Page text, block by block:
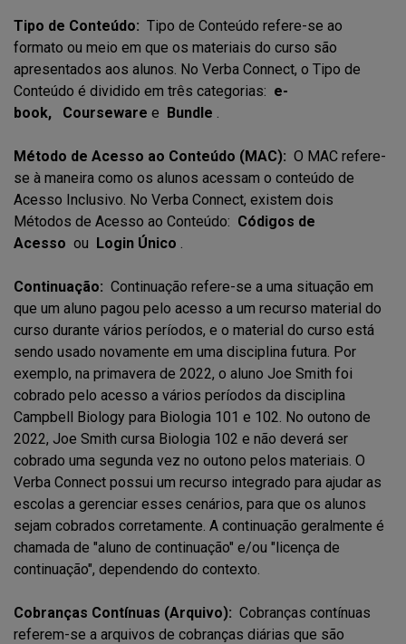
Tipo de Conteúdo: Tipo de Conteúdo refere-se ao
formato ou meio em que os materiais do curso são
apresentados aos alunos. No Verba Connect, o Tipo de
Conteúdo é dividido em três categorias: e-
book,
Courseware e Bundle .
Método de Acesso ao Conteúdo (MAC): O MAC refere-
se à maneira como os alunos acessam o conteúdo de
Acesso Inclusivo. No Verba Connect, existem dois
Métodos de Acesso ao Conteúdo: Códigos de
Acesso ou Login Único .
Continuação: Continuação refere-se a uma situação em
que um aluno pagou pelo acesso a um recurso material do
curso durante vários períodos, e o material do curso está
sendo usado novamente em uma disciplina futura. Por
exemplo, na primavera de 2022, o aluno Joe Smith foi
cobrado pelo acesso a vários períodos da disciplina
Campbell Biology para Biologia 101 e 102. No outono de
2022, Joe Smith cursa Biologia 102 e não deverá ser
cobrado uma segunda vez no outono pelos materiais. O
Verba Connect possui um recurso integrado para ajudar as
escolas a gerenciar esses cenários, para que os alunos
sejam cobrados corretamente. A continuação geralmente é
chamada de "aluno de continuação" e/ou "licença de
continuação", dependendo do contexto.
Cobranças Contínuas (Arquivo): Cobranças contínuas
referem-se a arquivos de cobranças diárias que são